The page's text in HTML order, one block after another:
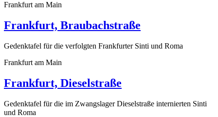
Frankfurt am Main
Frankfurt, Braubachstraße
Gedenktafel für die verfolgten Frankfurter Sinti und Roma
Frankfurt am Main
Frankfurt, Dieselstraße
Gedenktafel für die im Zwangslager Dieselstraße internierten Sinti
und Roma